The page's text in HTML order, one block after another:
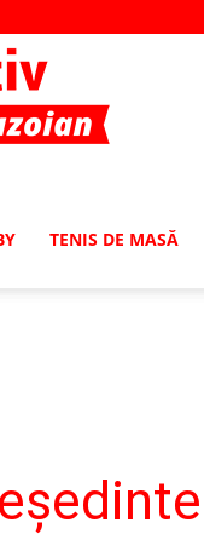
TENIS DE MASĂ